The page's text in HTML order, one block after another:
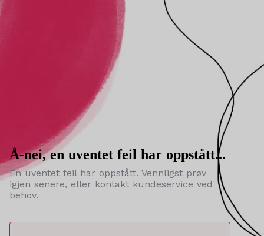
Å-nei, en uventet feil har oppstått...
En uventet feil har oppstått. Vennligst prøv
igjen senere, eller kontakt kundeservice ved
behov.